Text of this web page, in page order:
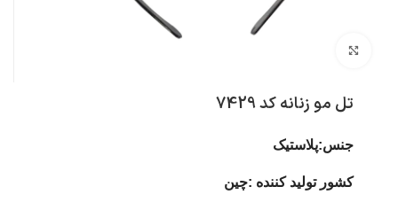
تل مو زنانه کد 7429
جنس:پلاستیک
کشور تولید کننده :چین